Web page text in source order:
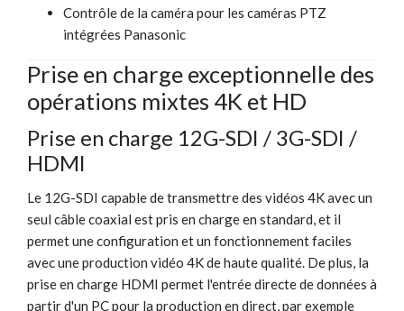
Contrôle de la caméra pour les caméras PTZ
intégrées Panasonic
Prise en charge exceptionnelle des
opérations mixtes 4K et HD
Prise en charge 12G-SDI / 3G-SDI /
HDMI
Le 12G-SDI capable de transmettre des vidéos 4K avec un
seul câble coaxial est pris en charge en standard, et il
permet une configuration et un fonctionnement faciles
avec une production vidéo 4K de haute qualité. De plus, la
prise en charge HDMI permet l'entrée directe de données à
partir d'un PC pour la production en direct, par exemple